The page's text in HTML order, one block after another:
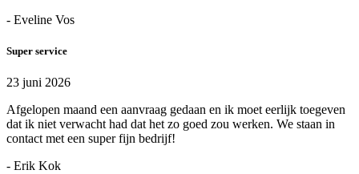
- Eveline Vos
Super service
23 juni 2026
Afgelopen maand een aanvraag gedaan en ik moet eerlijk toegeven
dat ik niet verwacht had dat het zo goed zou werken. We staan in
contact met een super fijn bedrijf!
- Erik Kok